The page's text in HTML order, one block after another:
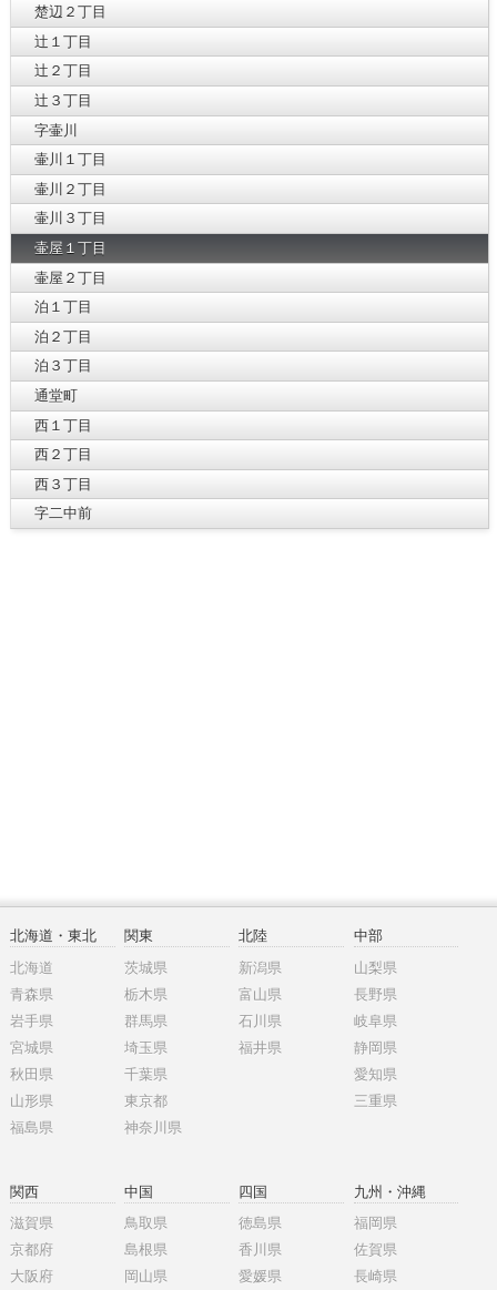
楚辺２丁目
辻１丁目
辻２丁目
辻３丁目
字壷川
壷川１丁目
壷川２丁目
壷川３丁目
壷屋１丁目
壷屋２丁目
泊１丁目
泊２丁目
泊３丁目
通堂町
西１丁目
西２丁目
西３丁目
字二中前
北海道・東北
北海道
青森県
岩手県
宮城県
秋田県
山形県
福島県
関東
茨城県
栃木県
群馬県
埼玉県
千葉県
東京都
神奈川県
北陸
新潟県
富山県
石川県
福井県
中部
山梨県
長野県
岐阜県
静岡県
愛知県
三重県
関西
滋賀県
京都府
大阪府
中国
鳥取県
島根県
岡山県
四国
徳島県
香川県
愛媛県
九州・沖縄
福岡県
佐賀県
長崎県